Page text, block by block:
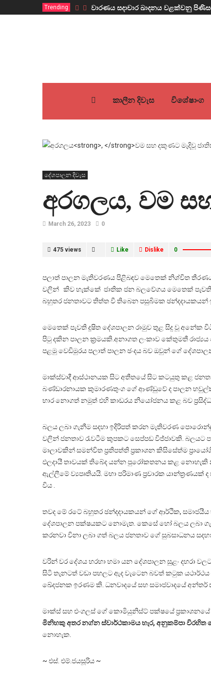
Trending වාරණය සදාචාර ඛාදනය වළක්වනු
කාලීන දිවැස විශේෂාංග
දේශපාලන දිවැස
අරගලය, වම
March 26, 2023 0
475 views Like Dislike 0
පලාත් පාලන මැතිවරණය පිළිබඳව මෙතෙක් නිශ්චිත
වලින් කිව හැක්කේ ජාතික ජන බලවේගය මෙතෙක් පැවති
බහුතර ජනතාවට තිත්ත වී තිබෙන පසුබිමක
මෙතෙක් පැවති දූෂිත දේශපාලන රාමුව තුළ සිදු වූ අනේක
පිටු දකින පාලන ක්‍රමයකි.අනාගත ලංකාව කේතුමතී
පළමු වෙඩිමුරය පලාත් පාලන ඡංදය බව ඔවුන් ගේ
මාක්ස්වාදී ආස්ථානයක සිට අතීතයේ සිට කටයුතු කළ
බණ්ඩාරනායක කුමාරණතුංග ගේ ආණ්ඩුවේ ද පාලන
භාර නොගත් නමුත් එහි කාඩරය නියෝජනය කළ බව
බලය ලබා ගැනීම සදහා ඉදිරිපත් කරන මැතිවරණ
වලින් ජනතාව රැවටීම කුපකට සෙප්පඩ විජ්ජාවකි. බලයට
මාලාවකින් සමන්විත ප්‍රතිපත්ති ප්‍රකාශන කිසිසේත්ම
ඵලදායී තාවයක් තිබේද යන්න පුරෝකතනය කළ
ඇල්ලීමේ ව්‍යපෘතියයි. මහා පරිමාණ ප්‍රචාරක
විය .
තවද මේ රටේ බහුතර ඡන්දදායකයන් ගේ ආර්ථික,
දේශපාලන පක්ෂයකට නොමැත. කෙසේ හෝ බලය ලබා
කරනවා විනා ලබා ගත් බලය ජනතාව ගේ සුබසාධනය
වරින් වර දේශය හරහා හමා යන දේශපාලන සුළං දහරා
සිටි තැනටත් වඩා පහලට ඇද වැටෙන බවත් කටුක
ඛේදජනක ඉරණම කි. ධනවාදයේ සහ සමාජවාදයේ
මාක්ස් සහ එංගලස් ගේ කොමියුනිස්ට් පක්ෂයේ
මිනිහකු අතර නග්න ස්වාර්ථකාමය හැර, අනුකම්පා විරහිත
නොහැක.
~ එස්. එම්.ජයසූරිය ~